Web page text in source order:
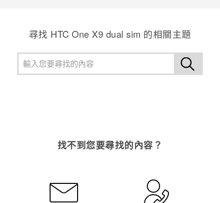
尋找 HTC One X9 dual sim 的相關主題
找不到您要尋找的內容？